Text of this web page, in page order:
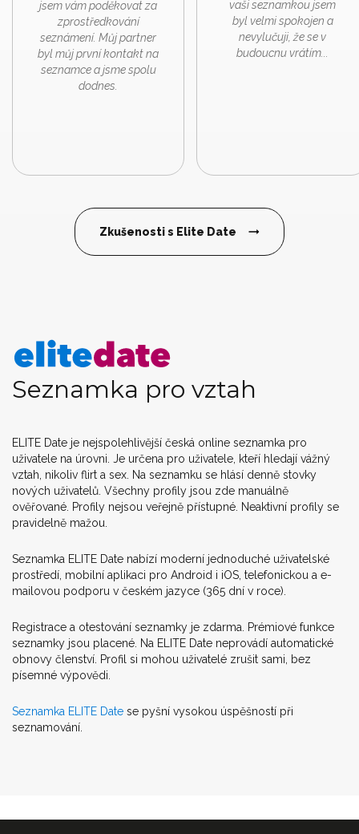
jsem vám poděkovat za
zprostředkování
seznámení. Můj partner
byl můj první kontakt na
seznamce a jsme spolu
dodnes.
vaši seznamkou jsem
byl velmi spokojen a
nevylučuji, že se v
budoucnu vrátím...
Zkušenosti s Elite Date
Seznamka pro vztah
ELITE Date je nejspolehlivější česká online seznamka pro
uživatele na úrovni. Je určena pro uživatele, kteří hledají vážný
vztah, nikoliv flirt a sex. Na seznamku se hlásí denně stovky
nových uživatelů. Všechny profily jsou zde manuálně
ověřované. Profily nejsou veřejně přístupné. Neaktivní profily se
pravidelně mažou.
Seznamka ELITE Date nabízí moderní jednoduché uživatelské
prostředí, mobilní aplikaci pro Android i iOS, telefonickou a e-
mailovou podporu v českém jazyce (365 dní v roce).
Registrace a otestování seznamky je zdarma. Prémiové funkce
seznamky jsou placené. Na ELITE Date neprovádí automatické
obnovy členství. Profil si mohou uživatelé zrušit sami, bez
písemné výpovědi.
Seznamka ELITE Date se pyšní vysokou úspěšností při
seznamování.